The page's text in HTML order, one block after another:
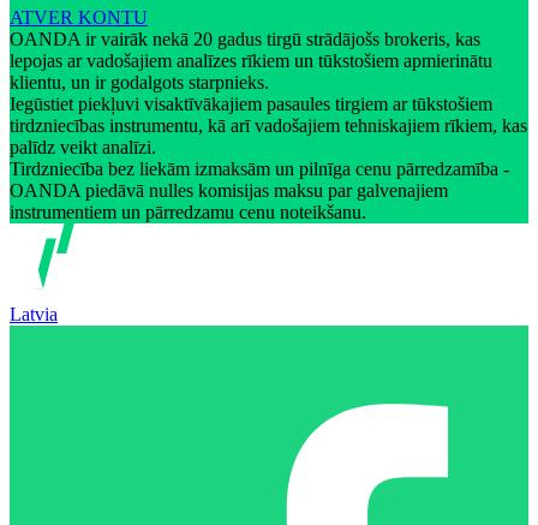
ATVER KONTU
OANDA ir vairāk nekā 20 gadus tirgū strādājošs brokeris, kas
lepojas ar vadošajiem analīzes rīkiem un tūkstošiem apmierinātu
klientu, un ir godalgots starpnieks.
Iegūstiet piekļuvi visaktīvākajiem pasaules tirgiem ar tūkstošiem
tirdzniecības instrumentu, kā arī vadošajiem tehniskajiem rīkiem, kas
palīdz veikt analīzi.
Tirdzniecība bez liekām izmaksām un pilnīga cenu pārredzamība -
OANDA piedāvā nulles komisijas maksu par galvenajiem
instrumentiem un pārredzamu cenu noteikšanu.
Latvia